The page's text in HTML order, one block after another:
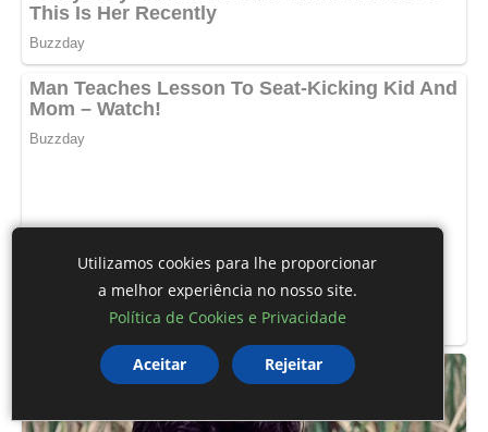
Utilizamos cookies para lhe proporcionar
a melhor experiência no nosso site.
Política de Cookies e Privacidade
Aceitar Rejeitar